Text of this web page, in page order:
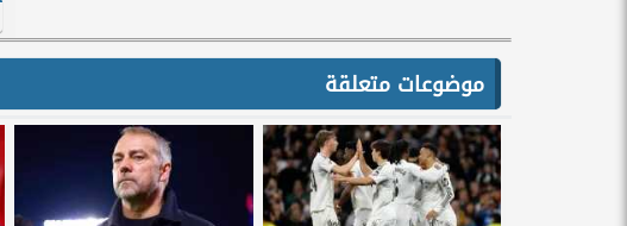
موضوعات متعلقة